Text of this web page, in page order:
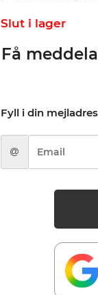
Slut i lager
Få
Fyll i din